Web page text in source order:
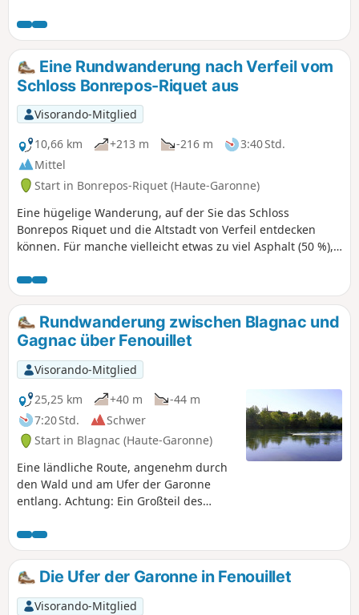
Eine Rundwanderung nach Verfeil vom
Schloss Bonrepos-Riquet aus
Visorando-Mitglied
10,66 km
+213 m -216 m
3:40 Std.
Mittel
Start in Bonrepos-Riquet (Haute-Garonne)
Eine hügelige Wanderung, auf der Sie das Schloss
Bonrepos Riquet und die Altstadt von Verfeil entdecken
können. Für manche vielleicht etwas zu viel Asphalt (50 %),
Rundwanderung zwischen Blagnac und
Gagnac über Fenouillet
Visorando-Mitglied
25,25 km
+40 m
-44 m
7:20 Std.
Schwer
Start in Blagnac (Haute-Garonne)
Eine ländliche Route, angenehm durch
den Wald und am Ufer der Garonne
entlang. Achtung: Ein Großteil des
Läufern, Mountainbikern usw. genutzt!
Die Ufer der Garonne in Fenouillet
Visorando-Mitglied